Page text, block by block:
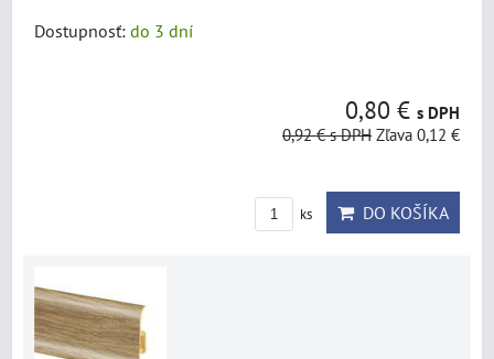
Dostupnosť: do 3 dní
0,80 € s DPH
0,92 €s DPH Zľava 0,12 €
ks DO KOŠÍKA